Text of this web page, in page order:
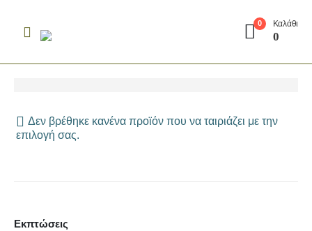
0 Καλάθι
0
Δεν βρέθηκε κανένα προϊόν που να ταιριάζει με την
επιλογή σας.
Εκπτώσεις